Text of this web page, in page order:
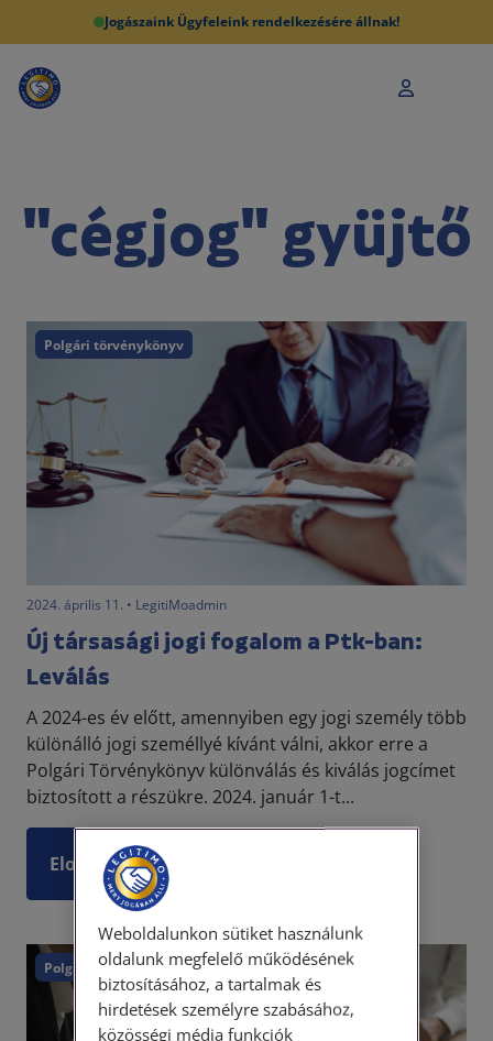
Jogászaink Ügyfeleink rendelkezésére állnak!
"cégjog" gyüjtő
Polgári törvénykönyv
2024. április 11. • LegitiMoadmin
Új társasági jogi fogalom a Ptk-ban:
Leválás
A 2024-es év előtt, amennyiben egy jogi személy több
különálló jogi személlyé kívánt válni, akkor erre a
Polgári Törvénykönyv különválás és kiválás jogcímet
biztosított a részükre. 2024. január 1-t...
Elolvasom
Polgári törvénykönyv
Weboldalunkon sütiket használunk
oldalunk megfelelő működésének
biztosításához, a tartalmak és
hirdetések személyre szabásához,
közösségi média funkciók